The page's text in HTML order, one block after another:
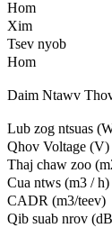
Hom
Xim
Tsev nyob
Hom
Daim Ntawv
Lub zog ntsuas
Qhov Voltage (V)
Thaj chaw zoo
Cua ntws (m3 / h)
CADR (m3/teev)
Qib suab nrov